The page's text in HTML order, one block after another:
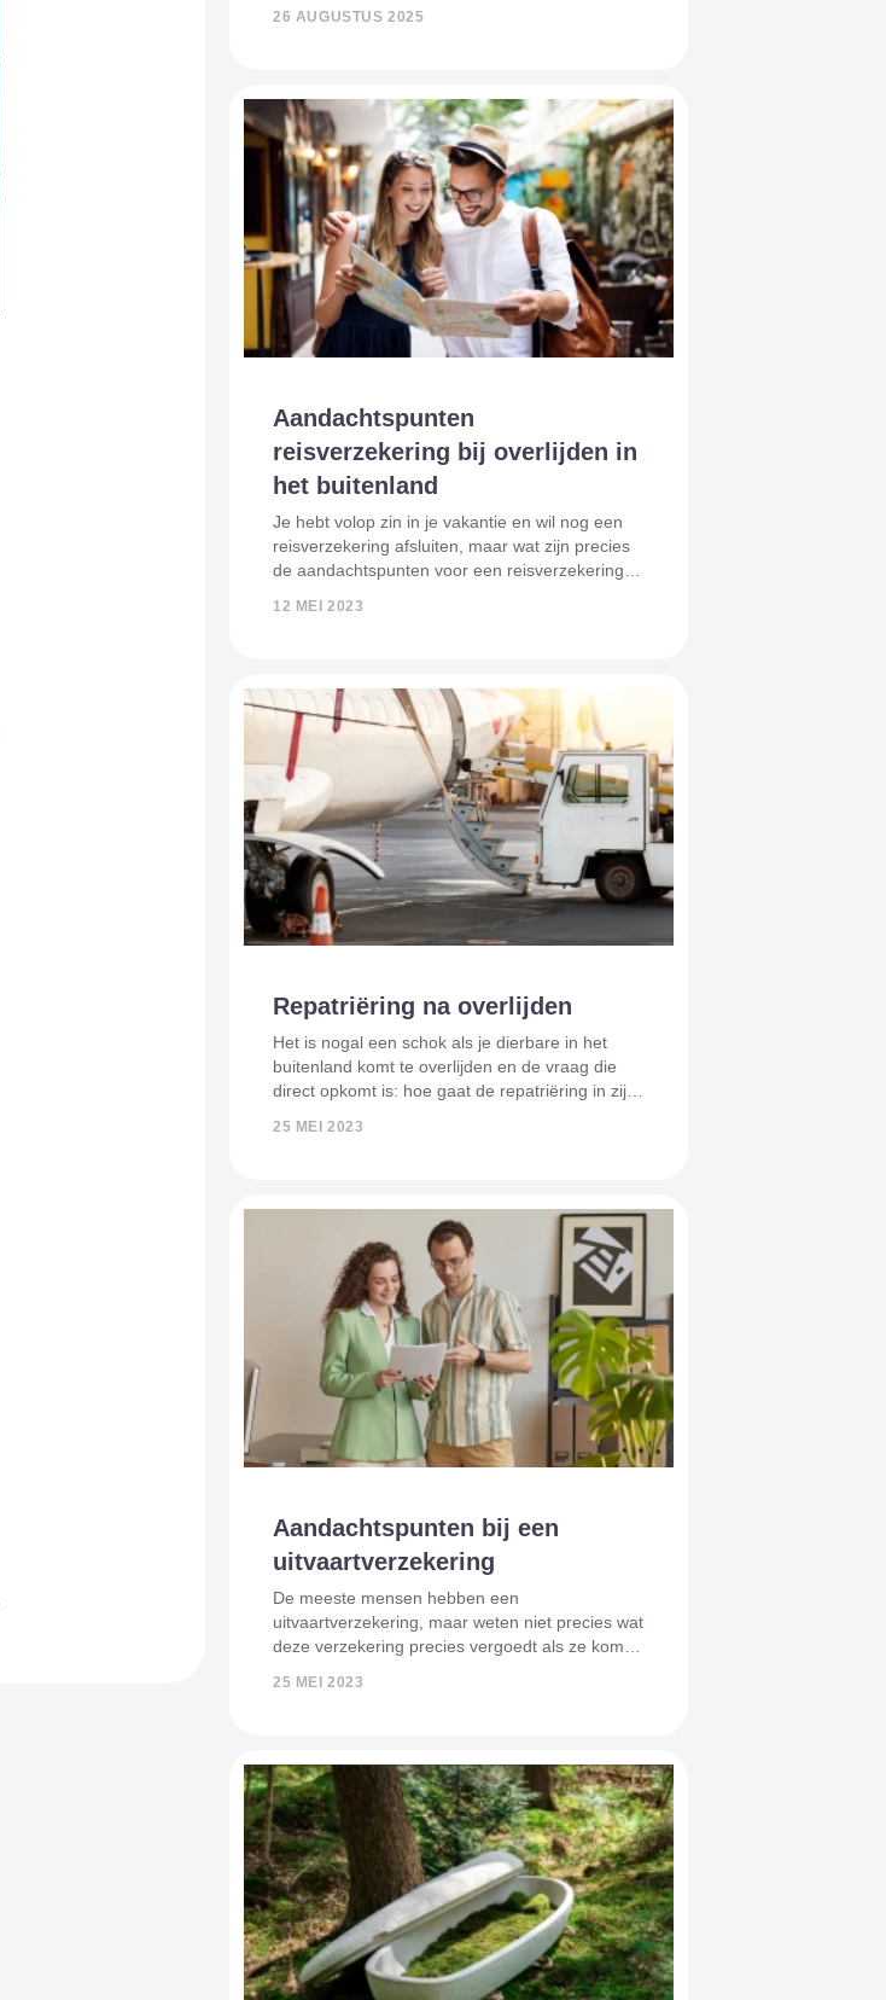
26 AUGUSTUS 2025
Aandachtspunten
reisverzekering bij overlijden in
het buitenland
Je hebt volop zin in je vakantie en wil nog een
reisverzekering afsluiten, maar wat zijn precies
de aandachtspunten voor een reisverzekering
12 MEI 2023
Repatriëring na overlijden
Het is nogal een schok als je dierbare in het
buitenland komt te overlijden en de vraag die
direct opkomt is: hoe gaat de repatriëring in zijn
25 MEI 2023
Aandachtspunten bij een
uitvaartverzekering
De meeste mensen hebben een
uitvaartverzekering, maar weten niet precies wat
deze verzekering precies vergoedt als ze komen
25 MEI 2023